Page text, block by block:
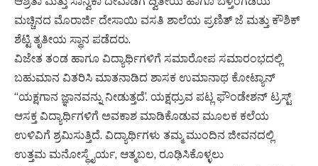
ಮಚ್ಚಿನದ ಮೊರಾರ್ಜಿ ದೇಸಾಯಿ ವಸತಿ ಶಾಲೆಯ ಪ್ರಣಿತ್ ಜೆ ಮತ್ತು ಕೌಶಿಕ್
ಶೆಟ್ಟಿ ತೃತೀಯ ಸ್ಥಾನ ಪಡೆದರು.
ವಿಜೇತ ತಂಡ ಹಾಗೂ ವಿದ್ಯಾರ್ಥಿಗಳಿಗೆ ಸಮಾರೋಪ ಸಮಾರಂಭದಲ್ಲಿ
ಬಹುಮಾನ ವಿತರಿಸಿ ಮಾತನಾಡಿದ ಶಾಸಕ ಉಮಾನಾಥ ಕೋಟ್ಯಾನ್
“ಯಕ್ಷಗಾನ ಜ್ಞಾನವನ್ನು ನೀಡುತ್ತದೆ’. ಯಕ್ಷಧ್ರುವ ಪಟ್ಲ ಫೌಂಡೇಶನ್ ಟ್ರಸ್ಟ್
ಆಸಕ್ತ ವಿದ್ಯಾರ್ಥಿಗಳಿಗೆ ಅವಕಾಶ ಮಾಡಿಕೊಡುವ ಮೂಲಕ ಕಲೆಯ
ಉಳಿವಿಗೆ ಶ್ರಮಿಸುತ್ತಿದೆ. ವಿದ್ಯಾರ್ಥಿಗಳು ತಮ್ಮ ಮುಂದಿನ ಜೀವನದಲ್ಲಿ
ಉತ್ತಮ ಮನೋಸ್ಥೈರ್ಯ, ಆತ್ಮಬಲ, ರೂಢಿಸಿಕೊಳ್ಳಲು